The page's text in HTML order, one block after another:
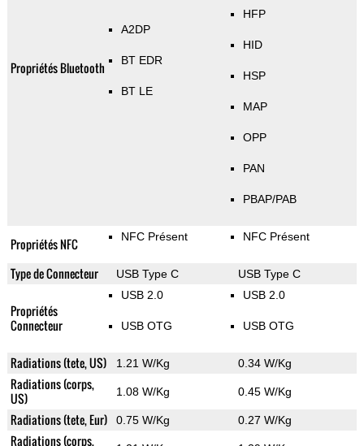
Propriétés Bluetooth
A2DP
BT EDR
BT LE
HFP
HID
HSP
MAP
OPP
PAN
PBAP/PAB
Propriétés NFC NFC Présent NFC Présent
Type de Connecteur USB Type C USB Type C
Propriétés
Connecteur
USB 2.0
USB OTG
USB 2.0
USB OTG
Radiations (tete, US) 1.21 W/Kg 0.34 W/Kg
Radiations (corps,
US)
1.08 W/Kg 0.45 W/Kg
Radiations (tete, Eur) 0.75 W/Kg 0.27 W/Kg
Radiations (corps,